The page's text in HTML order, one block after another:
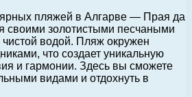
пляжей в Алгарве — Прая да
своими золотистыми песчаными
водой. Пляж окружен
что создает уникальную
и гармонии. Здесь вы сможете
видами и отдохнуть в